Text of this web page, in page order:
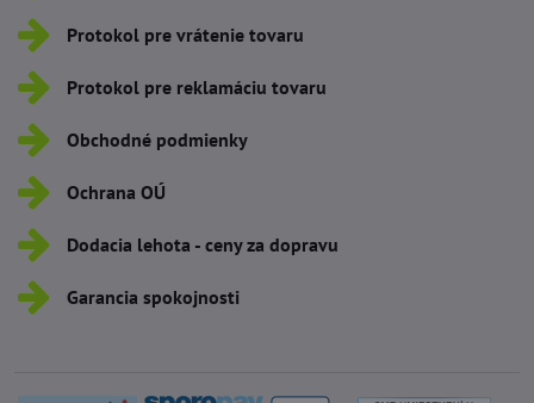
Protokol pre vrátenie tovaru
Protokol pre reklamáciu tovaru
Obchodné podmienky
Ochrana OÚ
Dodacia lehota - ceny za dopravu
Garancia spokojnosti